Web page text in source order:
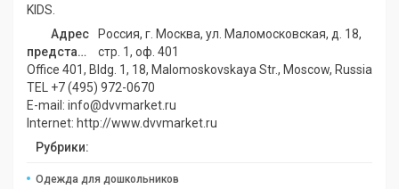
KIDS.
Адрес
представительства:
Россия, г. Москва, ул. Маломосковская, д. 18,
стр. 1, оф. 401
Office 401, Bldg. 1, 18, Malomoskovskaya Str., Moscow, Russia
TEL +7 (495) 972-0670
E-mail: info@dvvmarket.ru
Internet: http://www.dvvmarket.ru
Рубрики:
Одежда для дошкольников